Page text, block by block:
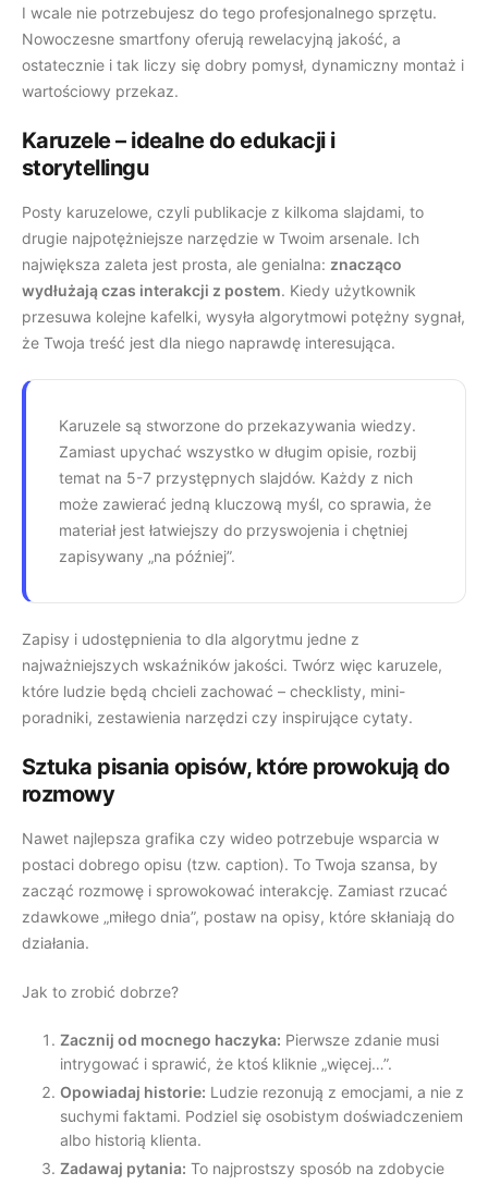
I wcale nie potrzebujesz do tego profesjonalnego sprzętu.
Nowoczesne smartfony oferują rewelacyjną jakość, a
ostatecznie i tak liczy się dobry pomysł, dynamiczny montaż i
wartościowy przekaz.
Karuzele – idealne do edukacji i
storytellingu
Posty karuzelowe, czyli publikacje z kilkoma slajdami, to
drugie najpotężniejsze narzędzie w Twoim arsenale. Ich
największa zaleta jest prosta, ale genialna: znacząco
wydłużają czas interakcji z postem. Kiedy użytkownik
przesuwa kolejne kafelki, wysyła algorytmowi potężny sygnał,
że Twoja treść jest dla niego naprawdę interesująca.
Karuzele są stworzone do przekazywania wiedzy.
Zamiast upychać wszystko w długim opisie, rozbij
temat na 5-7 przystępnych slajdów. Każdy z nich
może zawierać jedną kluczową myśl, co sprawia, że
materiał jest łatwiejszy do przyswojenia i chętniej
zapisywany „na później”.
Zapisy i udostępnienia to dla algorytmu jedne z
najważniejszych wskaźników jakości. Twórz więc karuzele,
które ludzie będą chcieli zachować – checklisty, mini-
poradniki, zestawienia narzędzi czy inspirujące cytaty.
Sztuka pisania opisów, które prowokują do
rozmowy
Nawet najlepsza grafika czy wideo potrzebuje wsparcia w
postaci dobrego opisu (tzw. caption). To Twoja szansa, by
zacząć rozmowę i sprowokować interakcję. Zamiast rzucać
zdawkowe „miłego dnia”, postaw na opisy, które skłaniają do
działania.
Jak to zrobić dobrze?
Zacznij od mocnego haczyka: Pierwsze zdanie musi
intrygować i sprawić, że ktoś kliknie „więcej…”.
Opowiadaj historie: Ludzie rezonują z emocjami, a nie z
suchymi faktami. Podziel się osobistym doświadczeniem
albo historią klienta.
Zadawaj pytania: To najprostszy sposób na zdobycie